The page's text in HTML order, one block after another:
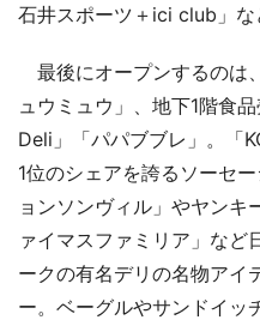
石井スポーツ＋ici club」な
最後にオープンするのは
ュウミュウ」、地下1階食
Deli」「パパブブレ」。「
1位のシェアを誇るソーセ
ョンソンヴィル」やヤンキ
ァイマスファミリア」など
ークの有名デリの名物アイ
ー。ベーグルやサンドイッ